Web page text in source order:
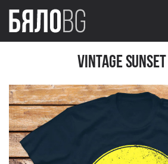
Vintage